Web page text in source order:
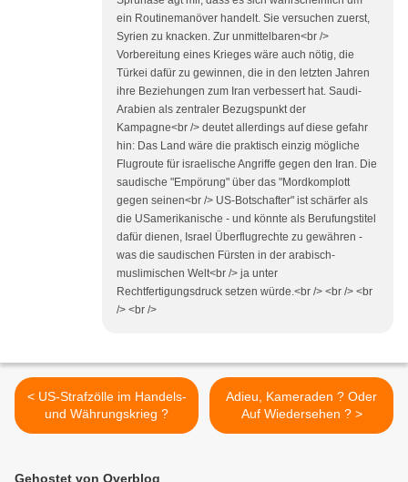
ein Routinemanöver handelt. Sie versuchen zuerst,
Syrien zu knacken. Zur unmittelbaren<br />
Vorbereitung eines Krieges wäre auch nötig, die
Türkei dafür zu gewinnen, die in den letzten Jahren
ihre Beziehungen zum Iran verbessert hat. Saudi-
Arabien als zentraler Bezugspunkt der
Kampagne<br /> deutet allerdings auf diese gefahr
hin: Das Land wäre die praktisch einzig mögliche
Flugroute für israelische Angriffe gegen den Iran. Die
saudische "Empörung" über das "Mordkomplott
gegen seinen<br /> US-Botschafter" ist schärfer als
die USamerikanische - und könnte als Berufungstitel
dafür dienen, Israel Überflugrechte zu gewähren -
was die saudischen Fürsten in der arabisch-
muslimischen Welt<br /> ja unter
Rechtfertigungsdruck setzen würde.<br /> <br /> <br
/> <br />
< US-Strafzölle im Handels-
und Währungskrieg ?
Adieu, Kameraden ? Oder
Auf Wiedersehen ? >
Gehostet von Overblog